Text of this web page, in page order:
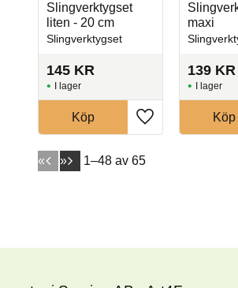
Slingverktygset
liten - 20 cm
Slingverktygset
145 KR
Lägg till i favoriter
I lager
Köp
maxi
139KR
I lager
Köp
1–48 av65
« »